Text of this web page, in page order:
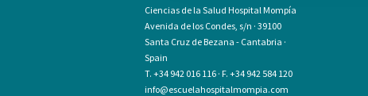
Ciencias de la Salud Hospital Mompía
Avenida de los Condes, s/n · 39100
Santa Cruz de Bezana - Cantabria ·
Spain
T. +34 942 016 116 · F. +34 942 584 120
info@escuelahospitalmompia.com